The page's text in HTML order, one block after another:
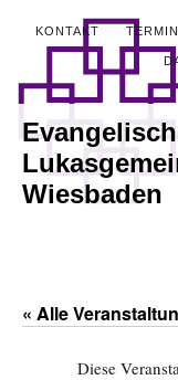
KONTAKT
Wiesbaden
« Alle
Diese